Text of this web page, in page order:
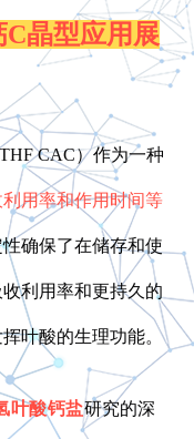
晶型应用展
CAC）作为一种
用率和作用时间等
确保了在储存和使
利用率和更持久的
叶酸的生理功能。
叶酸钙盐研究的深